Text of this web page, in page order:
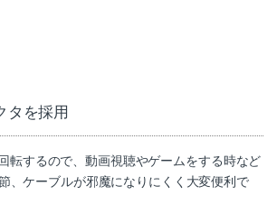
タを採用
転するので、動画視聴やゲームをする時など
、ケーブルが邪魔になりにくく大変便利で